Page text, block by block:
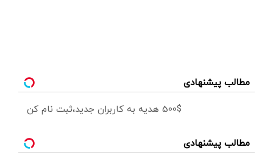
مطالب پیشنهادی
500$ هدیه به کاربران جدید،ثبت نام کن
مطالب پیشنهادی